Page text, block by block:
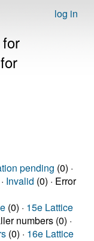
log in
pending (0) ·
Invalid (0) · Error
(0) · 15e Lattice
numbers (0) ·
(0) · 16e Lattice